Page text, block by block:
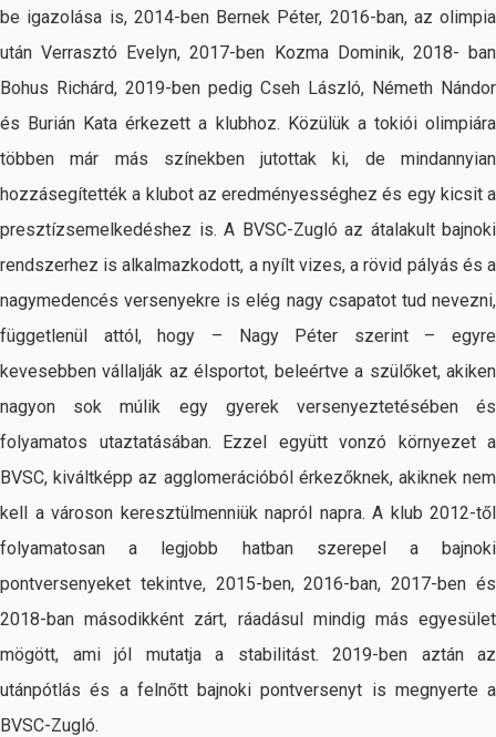
be igazolása is, 2014-ben Bernek Péter, 2016-ban, az olimpia
után Verrasztó Evelyn, 2017-ben Kozma Dominik, 2018- ban
Bohus Richárd, 2019-ben pedig Cseh László, Németh Nándor
és Burián Kata érkezett a klubhoz. Közülük a tokiói olimpiára
többen már más színekben jutottak ki, de mindannyian
hozzásegítették a klubot az eredményességhez és egy kicsit a
presztízsemelkedéshez is. A BVSC-Zugló az átalakult bajnoki
rendszerhez is alkalmazkodott, a nyílt vizes, a rövid pályás és a
nagymedencés versenyekre is elég nagy csapatot tud nevezni,
függetlenül attól, hogy – Nagy Péter szerint – egyre
kevesebben vállalják az élsportot, beleértve a szülőket, akiken
nagyon sok múlik egy gyerek versenyeztetésében és
folyamatos utaztatásában. Ezzel együtt vonzó környezet a
BVSC, kiváltképp az agglomerációból érkezőknek, akiknek nem
kell a városon keresztülmenniük napról napra. A klub 2012-től
folyamatosan a legjobb hatban szerepel a bajnoki
pontversenyeket tekintve, 2015-ben, 2016-ban, 2017-ben és
2018-ban másodikként zárt, ráadásul mindig más egyesület
mögött, ami jól mutatja a stabilitást. 2019-ben aztán az
utánpótlás és a felnőtt bajnoki pontversenyt is megnyerte a
BVSC-Zugló.